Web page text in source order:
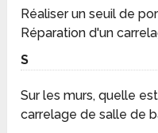
Réaliser un seuil de
Réparation d'un
S
Sur les murs, quelle
carrelage de salle de